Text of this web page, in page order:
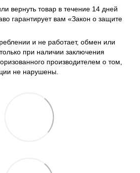
вернуть товар в течение 14 дней
гарантирует вам «Закон о защите
и не работает, обмен или
при наличии заключения
производителем о том,
не нарушены.